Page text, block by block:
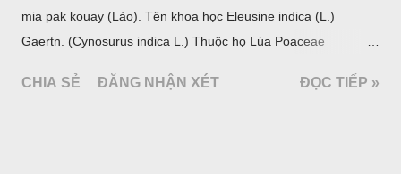
mia pak kouay (Lào). Tên khoa học Eleusine indica (L.)
Gaertn. (Cynosurus indica L.) Thuộc họ Lúa Poaceae
CHIA SẺ ĐĂNG NHẬN XÉT ĐỌC TIẾP »